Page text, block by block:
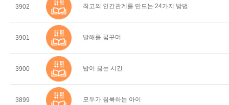
3902 최고의 인간관계를 만드는 24가지 방법
3901 발해를 꿈꾸며
3900 밥이 끓는 시간
3899 모두가 침묵하는 아이